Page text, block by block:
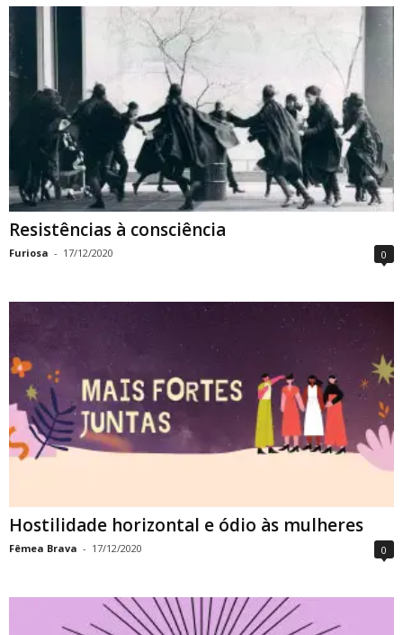
Resistências à consciência
Furiosa - 17/12/2020 0
Hostilidade horizontal e ódio às mulheres
Fêmea Brava - 17/12/2020 0